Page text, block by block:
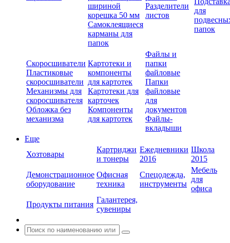
шириной
корешка 50 мм
Самоклеящиеся
карманы для
папок
Разделители
листов
для
папок
Скоросшиватели
Пластиковые
скоросшиватели
Механизмы для
скоросшивателя
Обложка без
механизма
Картотеки и
компоненты
для картотек
Картотеки для
карточек
Компоненты
для картотек
Файлы и
папки
файловые
Папки
файловые
для
документов
Файлы-
вкладыши
Еще
Хозтовары
Картриджи
и тонеры
Ежедневники
2016
Школа
2015
Демонстрационное
оборудование
Офисная
техника
Спецодежда,
инструменты
Мебель
для
офиса
Продукты питания
Галантерея,
сувениры